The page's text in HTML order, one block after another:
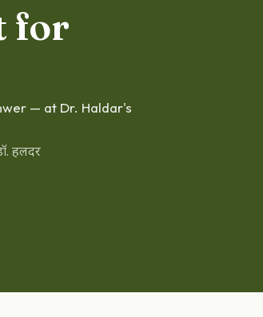
for
— at Dr. Haldar's
हलदर